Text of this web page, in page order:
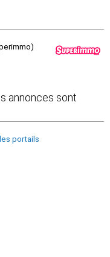
annonces sont
portails